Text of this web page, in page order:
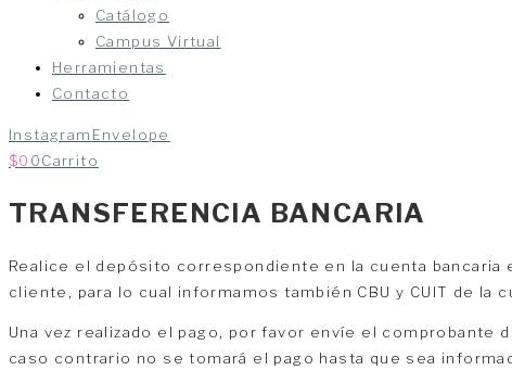
Catálogo
Campus Virtual
Herramientas
Contacto
Instagram Envelope
$0 0Carrito
TRANSFERENCIA BANCARIA
Realice el depósito correspondiente en la cuenta bancaria
cliente, para lo cual informamos también CBU y CUIT de la
Una vez realizado el pago, por favor envíe el
caso contrario no se tomará el pago hasta que sea